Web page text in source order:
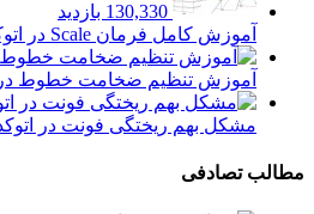
130,330 بازدید
آموزش کامل فرمان Scale در اتوکد
آموزش تنظیم ضخامت خطوط در
مشکل بهم ریختگی فونت در
مطالب تصادفی